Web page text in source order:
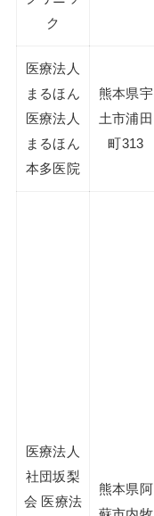
ク
医療法人
まるほん
医療法人
まるほん
本多医院
熊本県宇
土市浦田
町313
医療法人
社団坂梨
会 医療法
熊本県阿